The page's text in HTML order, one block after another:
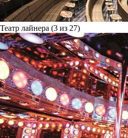
Театр лайнера (3 из 27)